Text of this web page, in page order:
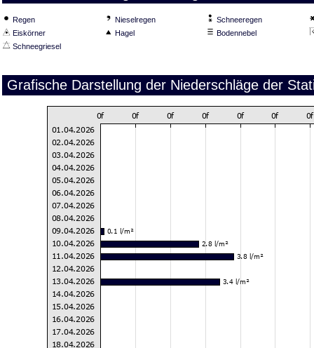
Regen Nieselregen
Schneeregen
Eiskörner
Hagel
Bodennebel
Schneegriesel
Grafische Darstellung der Niederschläge der